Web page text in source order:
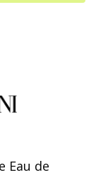
Eau de